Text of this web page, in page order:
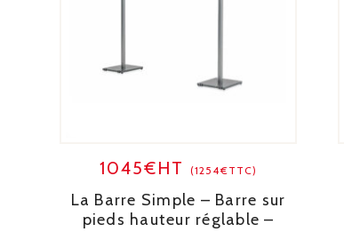
1045€HT (1254€TTC)
La Barre Simple – Barre sur
pieds hauteur réglable –